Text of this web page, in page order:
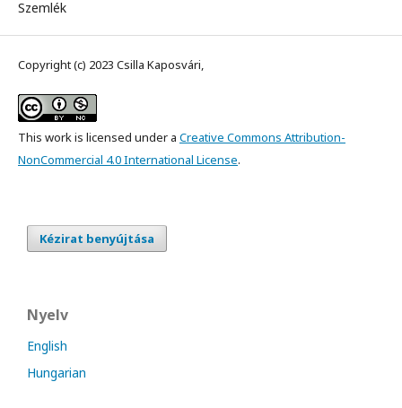
Szemlék
Copyright (c) 2023 Csilla Kaposvári,
This work is licensed under a Creative Commons Attribution-
NonCommercial 4.0 International License.
Kézirat benyújtása
Nyelv
English
Hungarian